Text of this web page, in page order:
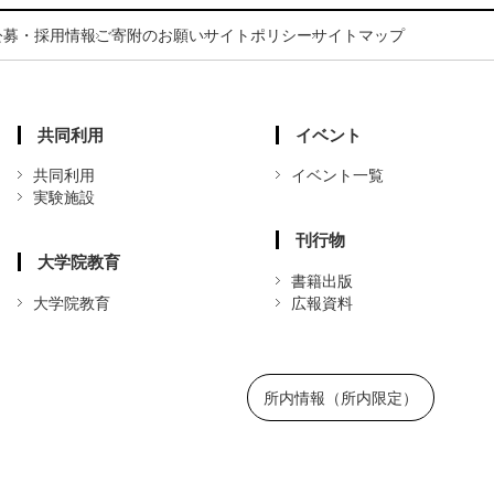
募・採用情報ご寄附のお願いサイトポリシーサイトマップ
共同利用
共同利用
実験施設
大学院教育
大学院教育
イベント
イベント一覧
刊行物
書籍出版
広報資料
所内情報（所内限定）